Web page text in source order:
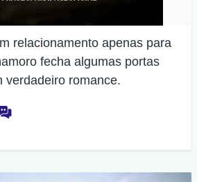
relacionamento apenas para
fecha algumas portas
verdadeiro romance.